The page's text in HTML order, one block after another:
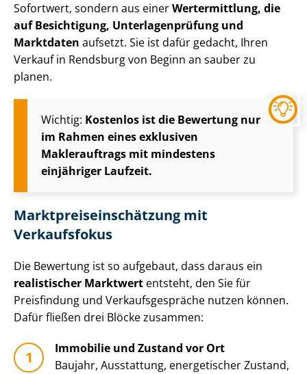
Sofortwert, sondern aus einerWertermittlung, die
auf Besichtigung, Un­ter­la­gen­prü­fung und
Marktdaten aufsetzt. Sie ist dafür gedacht, Ihren
Verkauf in Rendsburg von Beginn an sauber zu
planen.
Wichtig: Kostenlos ist die Bewertung nur
im Rahmen eines exklusiven
Maklerauftrags mit mindestens
einjähriger Laufzeit.
Markt­preis­ein­schät­zung mit
Verkaufsfokus
Die Bewertung ist so aufgebaut, dass daraus ein
realistischer Marktwert entsteht, den Sie für
Preisfindung und Ver­kaufs­ge­sprä­che nutzen können.
Dafür fließen drei Blöcke zusammen:
Immobilie und Zustand vor Ort
Baujahr, Ausstattung, energetischer Zustand,